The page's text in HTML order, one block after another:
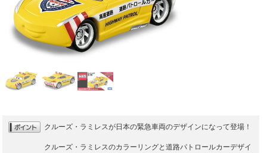
クルーズ・ラミレスが日本の緊急車両のデザインになって登場！
クルーズ・ラミレスのカラーリングと道路パトロールカーデザイ